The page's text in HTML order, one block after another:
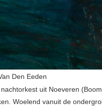
Den Eeden
uit Noeveren
Woelend vanuit de